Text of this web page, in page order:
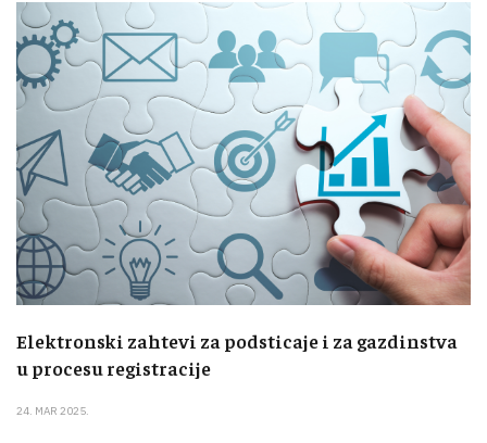
Elektronski zahtevi za podsticaje i za gazdinstva
u procesu registracije
24. MAR 2025.